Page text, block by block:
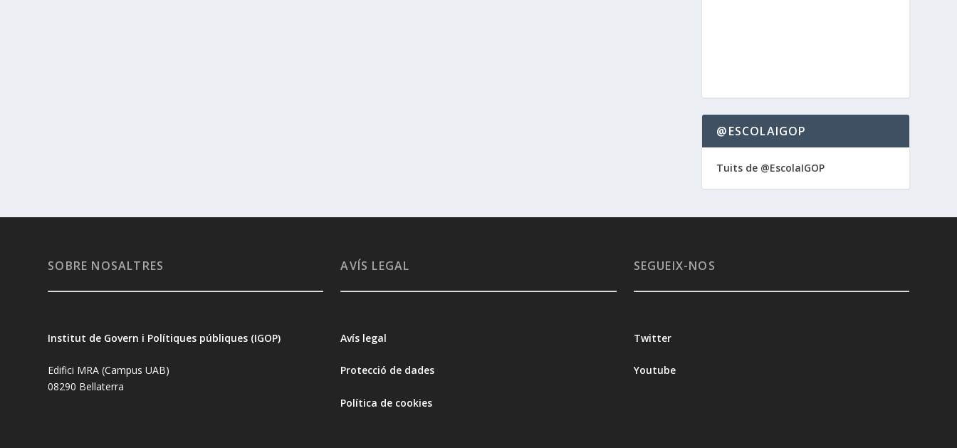
@ESCOLAIGOP
Tuits de @EscolaIGOP
SOBRE NOSALTRES
Institut de Govern i Polítiques públiques (IGOP)
Edifici MRA (Campus UAB)
08290 Bellaterra
AVÍS LEGAL
Avís legal
Protecció de dades
Política de cookies
SEGUEIX-NOS
Twitter
Youtube